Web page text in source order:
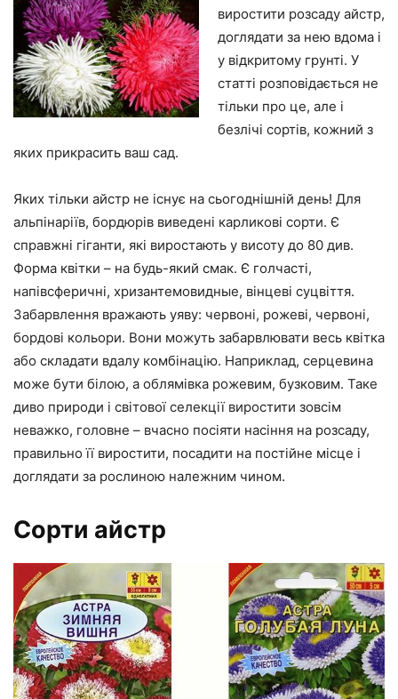
виростити розсаду айстр,
доглядати за нею вдома і
у відкритому грунті. У
статті розповідається не
тільки про це, але і
безлічі сортів, кожний з
яких прикрасить ваш сад.
Яких тільки айстр не існує на сьогоднішній день! Для
альпінаріїв, бордюрів виведені карликові сорти. Є
справжні гіганти, які виростають у висоту до 80 див.
Форма квітки – на будь-який смак. Є голчасті,
напівсферичні, хризантемовидные, вінцеві суцвіття.
Забарвлення вражають уяву: червоні, рожеві, червоні,
бордові кольори. Вони можуть забарвлювати весь квітка
або складати вдалу комбінацію. Наприклад, серцевина
може бути білою, а облямівка рожевим, бузковим. Таке
диво природи і світової селекції виростити зовсім
неважко, головне – вчасно посіяти насіння на розсаду,
правильно її виростити, посадити на постійне місце і
доглядати за рослиною належним чином.
Сорти айстр